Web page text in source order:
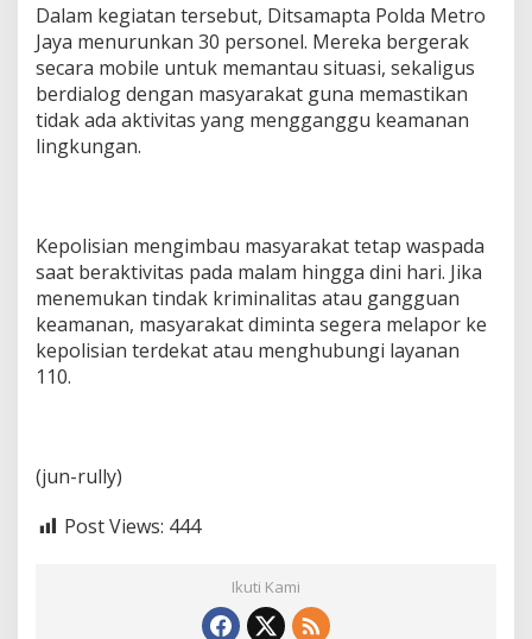
Dalam kegiatan tersebut, Ditsamapta Polda Metro
Jaya menurunkan 30 personel. Mereka bergerak
secara mobile untuk memantau situasi, sekaligus
berdialog dengan masyarakat guna memastikan
tidak ada aktivitas yang mengganggu keamanan
lingkungan.
Kepolisian mengimbau masyarakat tetap waspada
saat beraktivitas pada malam hingga dini hari. Jika
menemukan tindak kriminalitas atau gangguan
keamanan, masyarakat diminta segera melapor ke
kepolisian terdekat atau menghubungi layanan
110.
(jun-rully)
Post Views: 444
Ikuti Kami